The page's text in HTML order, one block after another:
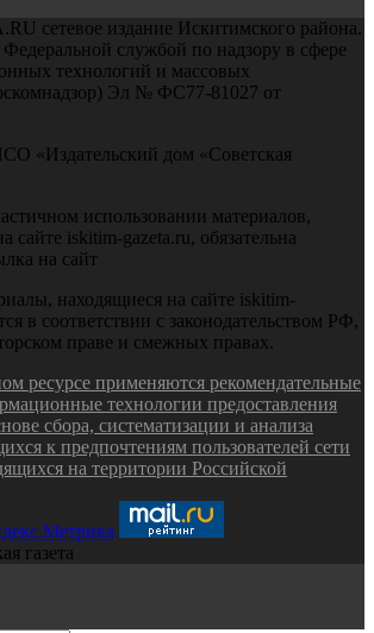
сетевое издание Искитимского района.
Федеральной службой по надзору в сфере
технологий и массовых
Эл № ФС77-81027 от
«Издательский дом «Советская
использовании материалов,
сайте iskitim-gazeta.ru, обязательна
на сайт
находящиеся на сайте iskitim-
в соответствии с законодательством РФ,
праве и смежных правах.
ресурсе применяются рекомендательные
технологии предоставления
сбора, систематизации и анализа
к предпочтениям пользователей сети
на территории Российской
газета